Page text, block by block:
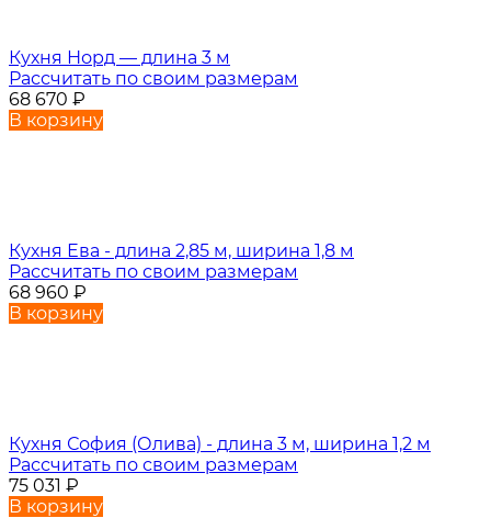
Кухня Норд — длина 3 м
Рассчитать по своим размерам
68 670 ₽
В корзину
Кухня Ева - длина 2,85 м, ширина 1,8 м
Рассчитать по своим размерам
68 960 ₽
В корзину
Кухня София (Олива) - длина 3 м, ширина 1,2 м
Рассчитать по своим размерам
75 031 ₽
В корзину